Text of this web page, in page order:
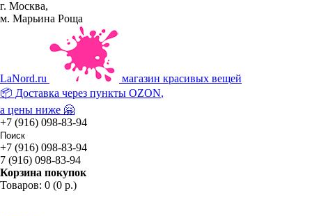
г. Москва,
м. Марьина Роща
LaNord.ru
магазин красивых вещей
📦 Доставка через пункты OZON,
а цены ниже 🤗
+7 (916) 098-83-94
+7 (916) 098-83-94
7 (916) 098-83-94
Корзина покупок
Товаров: 0 (0 р.)